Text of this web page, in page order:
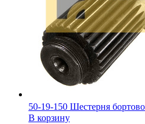
50-19-150 Шестерня
В корзину